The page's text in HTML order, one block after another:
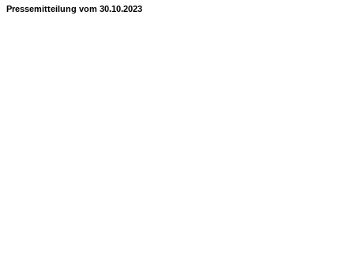
Pressemitteilung vom 30.10.2023